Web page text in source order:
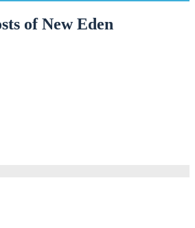
of New Eden